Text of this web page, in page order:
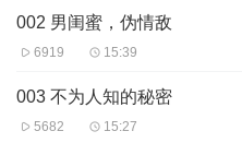
1、《以爱之名，冠以彼姓
台传播，违者将追究其法律责任。
3、如在充值/购买环节遇到问题
微信内使用微信支付完成购买。
002 男闺蜜，伪情敌
6919 15:39
003 不为人知的秘密
5682 15:27